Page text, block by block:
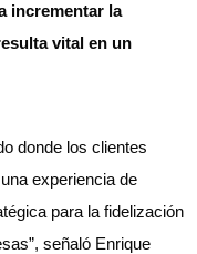
incrementar la
vital en un
donde los clientes
experiencia de
para la fidelización
señaló Enrique